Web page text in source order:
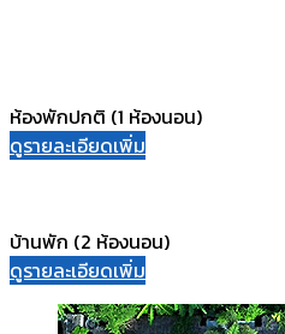
ห้องพักปกติ (1 ห้องนอน)
ดูรายละเอียดเพิ่ม
บ้านพัก (2 ห้องนอน)
ดูรายละเอียดเพิ่ม